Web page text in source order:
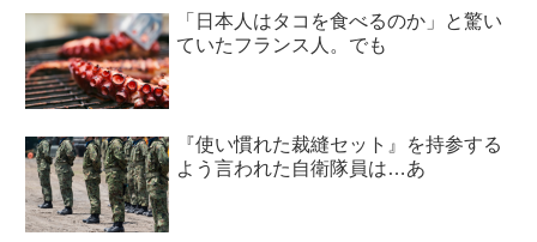
「日本人はタコを食べるのか」と驚い
ていたフランス人。でも
『使い慣れた裁縫セット』を持参する
よう言われた自衛隊員は…あ